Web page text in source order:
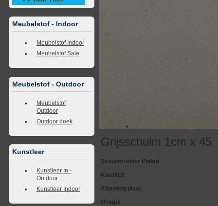
Meubelstof - Indoor
Meubelstof Indoor
Meubelstof Sale
Meubelstof - Outdoor
Meubelstof
Outdoor
Outdoor doek
Kunstleer
Kunstleer In -
Outdoor
Kunstleer Indoor
Grijsschuim 1cm x 45
Schuimrubber Platen
Kwaliteit
Afmeting plaat
Hoogte